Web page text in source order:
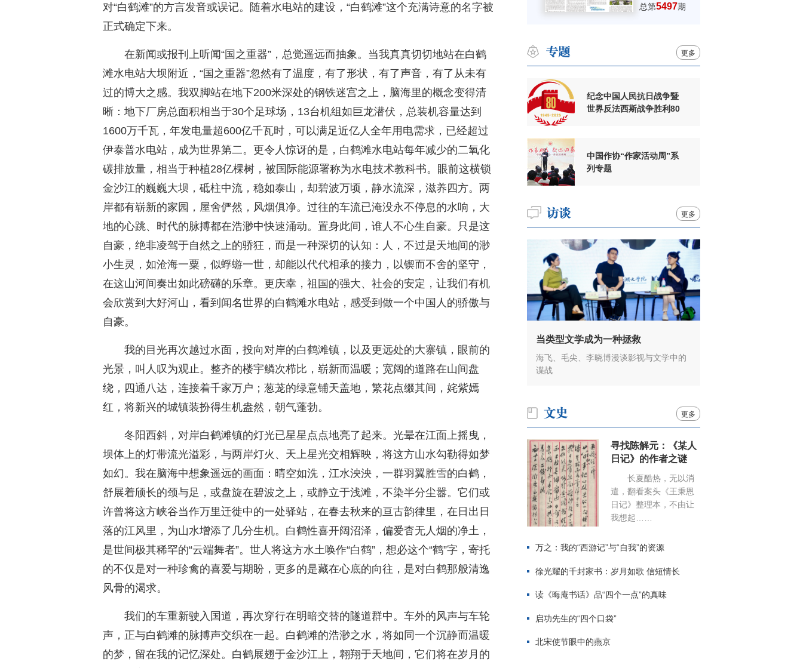
对“白鹤滩”的方言发音或误记。随着水电站的建设，“白鹤滩”这个充满诗意的名字被
正式确定下来。
在新闻或报刊上听闻“国之重器”，总觉遥远而抽象。当我真真切切地站在白鹤
滩水电站大坝附近，“国之重器”忽然有了温度，有了形状，有了声音，有了从未有
过的博大之感。我双脚站在地下200米深处的钢铁迷宫之上，脑海里的概念变得清
晰：地下厂房总面积相当于30个足球场，13台机组如巨龙潜伏，总装机容量达到
1600万千瓦，年发电量超600亿千瓦时，可以满足近亿人全年用电需求，已经超过
伊泰普水电站，成为世界第二。更令人惊讶的是，白鹤滩水电站每年减少的二氧化
碳排放量，相当于种植28亿棵树，被国际能源署称为水电技术教科书。眼前这横锁
金沙江的巍巍大坝，砥柱中流，稳如泰山，却碧波万顷，静水流深，滋养四方。两
岸都有崭新的家园，屋舍俨然，风烟俱净。过往的车流已淹没永不停息的水响，大
地的心跳、时代的脉搏都在浩渺中快速涌动。置身此间，谁人不心生自豪。只是这
自豪，绝非凌驾于自然之上的骄狂，而是一种深切的认知：人，不过是天地间的渺
小生灵，如沧海一粟，似蜉蝣一世，却能以代代相承的接力，以锲而不舍的坚守，
在这山河间奏出如此磅礴的乐章。更庆幸，祖国的强大、社会的安定，让我们有机
会欣赏到大好河山，看到闻名世界的白鹤滩水电站，感受到做一个中国人的骄傲与
自豪。
我的目光再次越过水面，投向对岸的白鹤滩镇，以及更远处的大寨镇，眼前的
光景，叫人叹为观止。整齐的楼宇鳞次栉比，崭新而温暖；宽阔的道路在山间盘
绕，四通八达，连接着千家万户；葱茏的绿意铺天盖地，繁花点缀其间，姹紫嫣
红，将新兴的城镇装扮得生机盎然，朝气蓬勃。
冬阳西斜，对岸白鹤滩镇的灯光已星星点点地亮了起来。光晕在江面上摇曳，
坝体上的灯带流光溢彩，与两岸灯火、天上星光交相辉映，将这方山水勾勒得如梦
如幻。我在脑海中想象遥远的画面：晴空如洗，江水泱泱，一群羽翼胜雪的白鹤，
舒展着颀长的颈与足，或盘旋在碧波之上，或静立于浅滩，不染半分尘嚣。它们或
许曾将这方峡谷当作万里迁徙中的一处驿站，在春去秋来的亘古韵律里，在日出日
落的江风里，为山水增添了几分生机。白鹤性喜开阔沼泽，偏爱杳无人烟的净土，
是世间极其稀罕的“云端舞者”。世人将这方水土唤作“白鹤”，想必这个“鹤”字，寄托
的不仅是对一种珍禽的喜爱与期盼，更多的是藏在心底的向往，是对白鹤那般清逸
风骨的渴求。
我们的车重新驶入国道，再次穿行在明暗交替的隧道群中。车外的风声与车轮
声，正与白鹤滩的脉搏声交织在一起。白鹤滩的浩渺之水，将如同一个沉静而温暖
的梦，留在我的记忆深处。白鹤展翅于金沙江上，翱翔于天地间，它们将在岁月的
总第5497期
更多
纪念中国人民抗日战争暨
世界反法西斯战争胜利80
中国作协“作家活动周”系
列专题
更多
当类型文学成为一种拯救
海飞、毛尖、李晓博漫谈影视与文学中的
谍战
更多
寻找陈解元：《某人
日记》的作者之谜
长夏酷热，无以消
遣，翻看案头《王秉恩
日记》整理本，不由让
我想起……
万之：我的“西游记”与“自我”的资源
徐光耀的千封家书：岁月如歌 信短情长
读《晦庵书话》品“四个一点”的真味
启功先生的“四个口袋”
北宋使节眼中的燕京